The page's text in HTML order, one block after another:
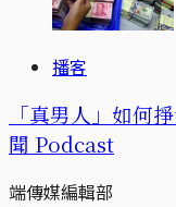
播客
「真男人」如何
聞 Podcast
端傳媒編輯部